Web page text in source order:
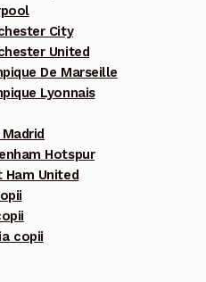
City
United
De Marseille
Lyonnais
Hotspur
United
copii